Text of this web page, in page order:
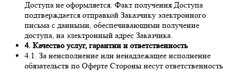
Доступа не оформляется. Факт получения Доступа
подтверждается отправкой Заказчику электронного
письма с данными, обеспечивающими получение
доступа, на электронный адрес Заказчика.
4. Качество услуг, гарантии и ответственность
4.1. За неисполнение или ненадлежащее исполнение
обязательств по Оферте Стороны несут ответственность